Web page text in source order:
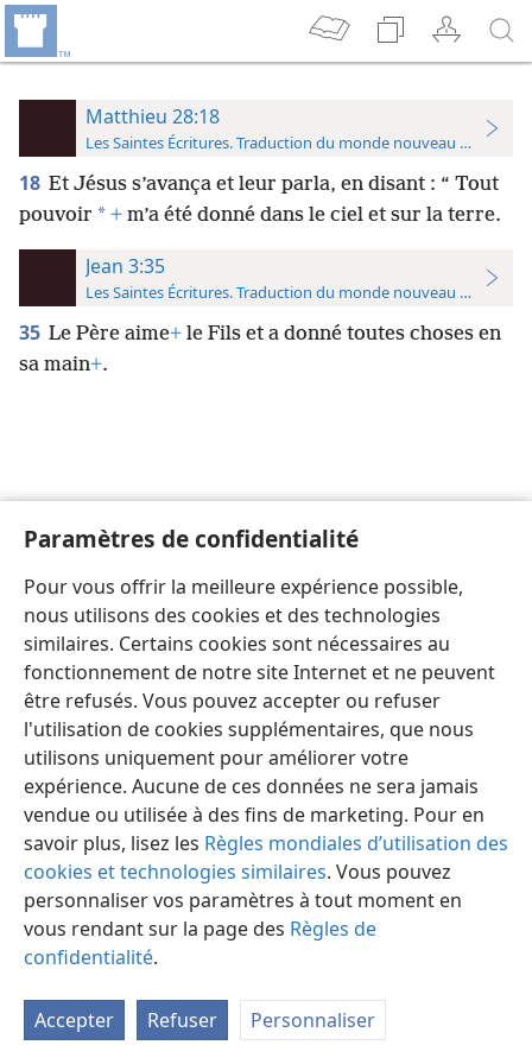
Paramètres de confidentialité
Pour vous offrir la meilleure expérience possible,
nous utilisons des cookies et des technologies
similaires. Certains cookies sont nécessaires au
fonctionnement de notre site Internet et ne peuvent
être refusés. Vous pouvez accepter ou refuser
l'utilisation de cookies supplémentaires, que nous
utilisons uniquement pour améliorer votre
expérience. Aucune de ces données ne sera jamais
vendue ou utilisée à des fins de marketing. Pour en
savoir plus, lisez les Règles mondiales d’utilisation des
cookies et technologies similaires. Vous pouvez
personnaliser vos paramètres à tout moment en
vous rendant sur la page des Règles de
confidentialité.
Accepter Refuser Personnaliser
Matthieu 28:18
Les Saintes Écritures. Traduction du monde nouveau (avec
18 Et Jésus s’avança et leur parla, en disant : “ Tout
pouvoir * + m’a été donné dans le ciel et sur la terre.
Jean 3:35
Les Saintes Écritures. Traduction du monde nouveau (avec
35 Le Père aime+ le Fils et a donné toutes choses en
sa main+.
Préférences
Copyright© 2026 Watch Tower Bible and Tract Society of Pennsylvania
Conditions d’utilisation
Règles de confidentialité
Paramètres de confidentialité
JW.ORG Se connecter